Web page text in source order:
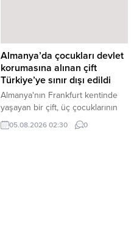
Almanya’da çocukları devlet
korumasına alınan çift
Türkiye’ye sınır dışı edildi
Almanya'nın Frankfurt kentinde
yaşayan bir çift, üç çocuklarının
Frankfurt Gençlik Dairesi
(Jugendamt) tarafından koruma
05.08.2026 02:30 0